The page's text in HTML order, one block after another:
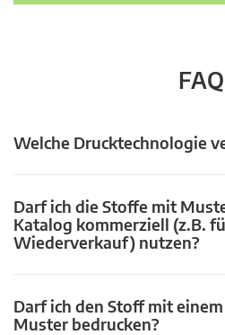
FAQ
Welche Drucktechnologie
Darf ich die Stoffe mit
Katalog kommerziell (z.B.
Wiederverkauf) nutzen?
Darf ich den Stoff mit
Muster bedrucken?